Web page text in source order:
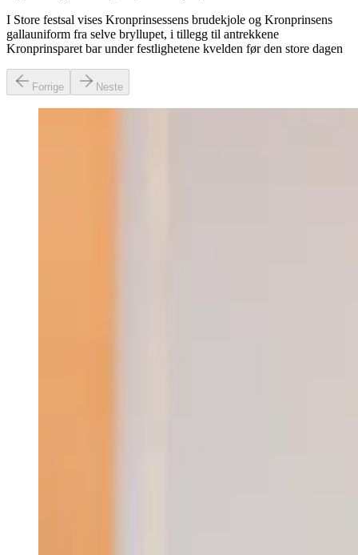
I Store festsal vises Kronprinsessens brudekjole og Kronprinsens
gallauniform fra selve bryllupet, i tillegg til antrekkene
Kronprinsparet bar under festlighetene kvelden før den store dagen
Forrige Neste